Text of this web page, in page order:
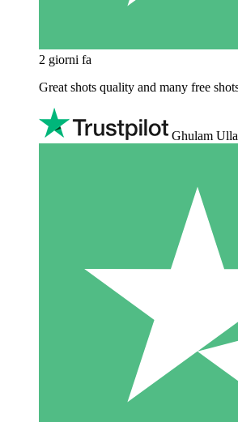
2 giorni fa
Great shots quality and many free
Ghulam